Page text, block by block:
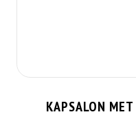
KAPSALON